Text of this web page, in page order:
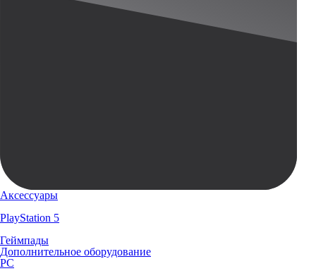
Аксессуары
PlayStation 5
Геймпады
Дополнительное оборудование
PC